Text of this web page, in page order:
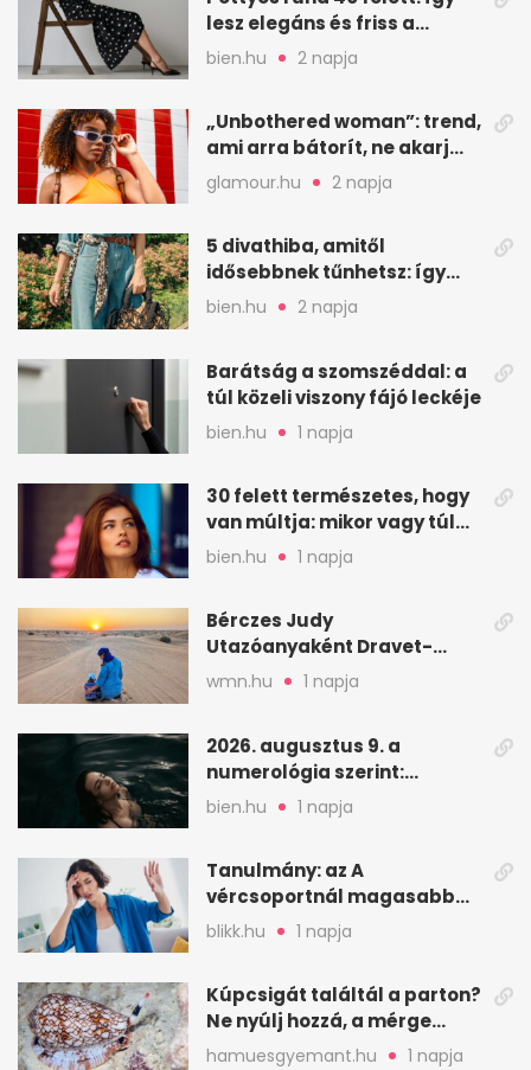
lesz elegáns és friss a
kedvenc minta
bien.hu 2 napja
„Unbothered woman”: trend,
ami arra bátorít, ne akarj
mindenkinek megfelelni
glamour.hu 2 napja
5 divathiba, amitől
idősebbnek tűnhetsz: így
frissíts a megjelenéseden
bien.hu 2 napja
Barátság a szomszéddal: a
túl közeli viszony fájó leckéje
bien.hu 1 napja
30 felett természetes, hogy
van múltja: mikor vagy túl
válogatós?
bien.hu 1 napja
Bérczes Judy
Utazóanyaként Dravet-
szindrómás kislányával is
wmn.hu 1 napja
2026. augusztus 9. a
numerológia szerint:
lezárás, megbocsátás,
bien.hu 1 napja
Tanulmány: az A
vércsoportnál magasabb
lehet a sztrók kockázata
blikk.hu 1 napja
Kúpcsigát találtál a parton?
Ne nyúlj hozzá, a mérge
halálos is lehet
hamuesgyemant.hu 1 napja